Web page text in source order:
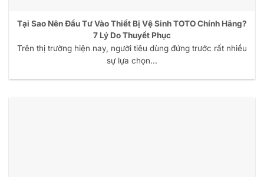
Tại Sao Nên Đầu Tư Vào Thiết Bị Vệ Sinh TOTO Chính Hãng?
7 Lý Do Thuyết Phục
Trên thị trường hiện nay, người tiêu dùng đứng trước rất nhiều
sự lựa chọn...